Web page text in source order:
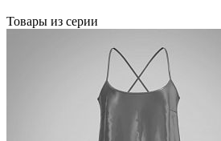
Товары из серии